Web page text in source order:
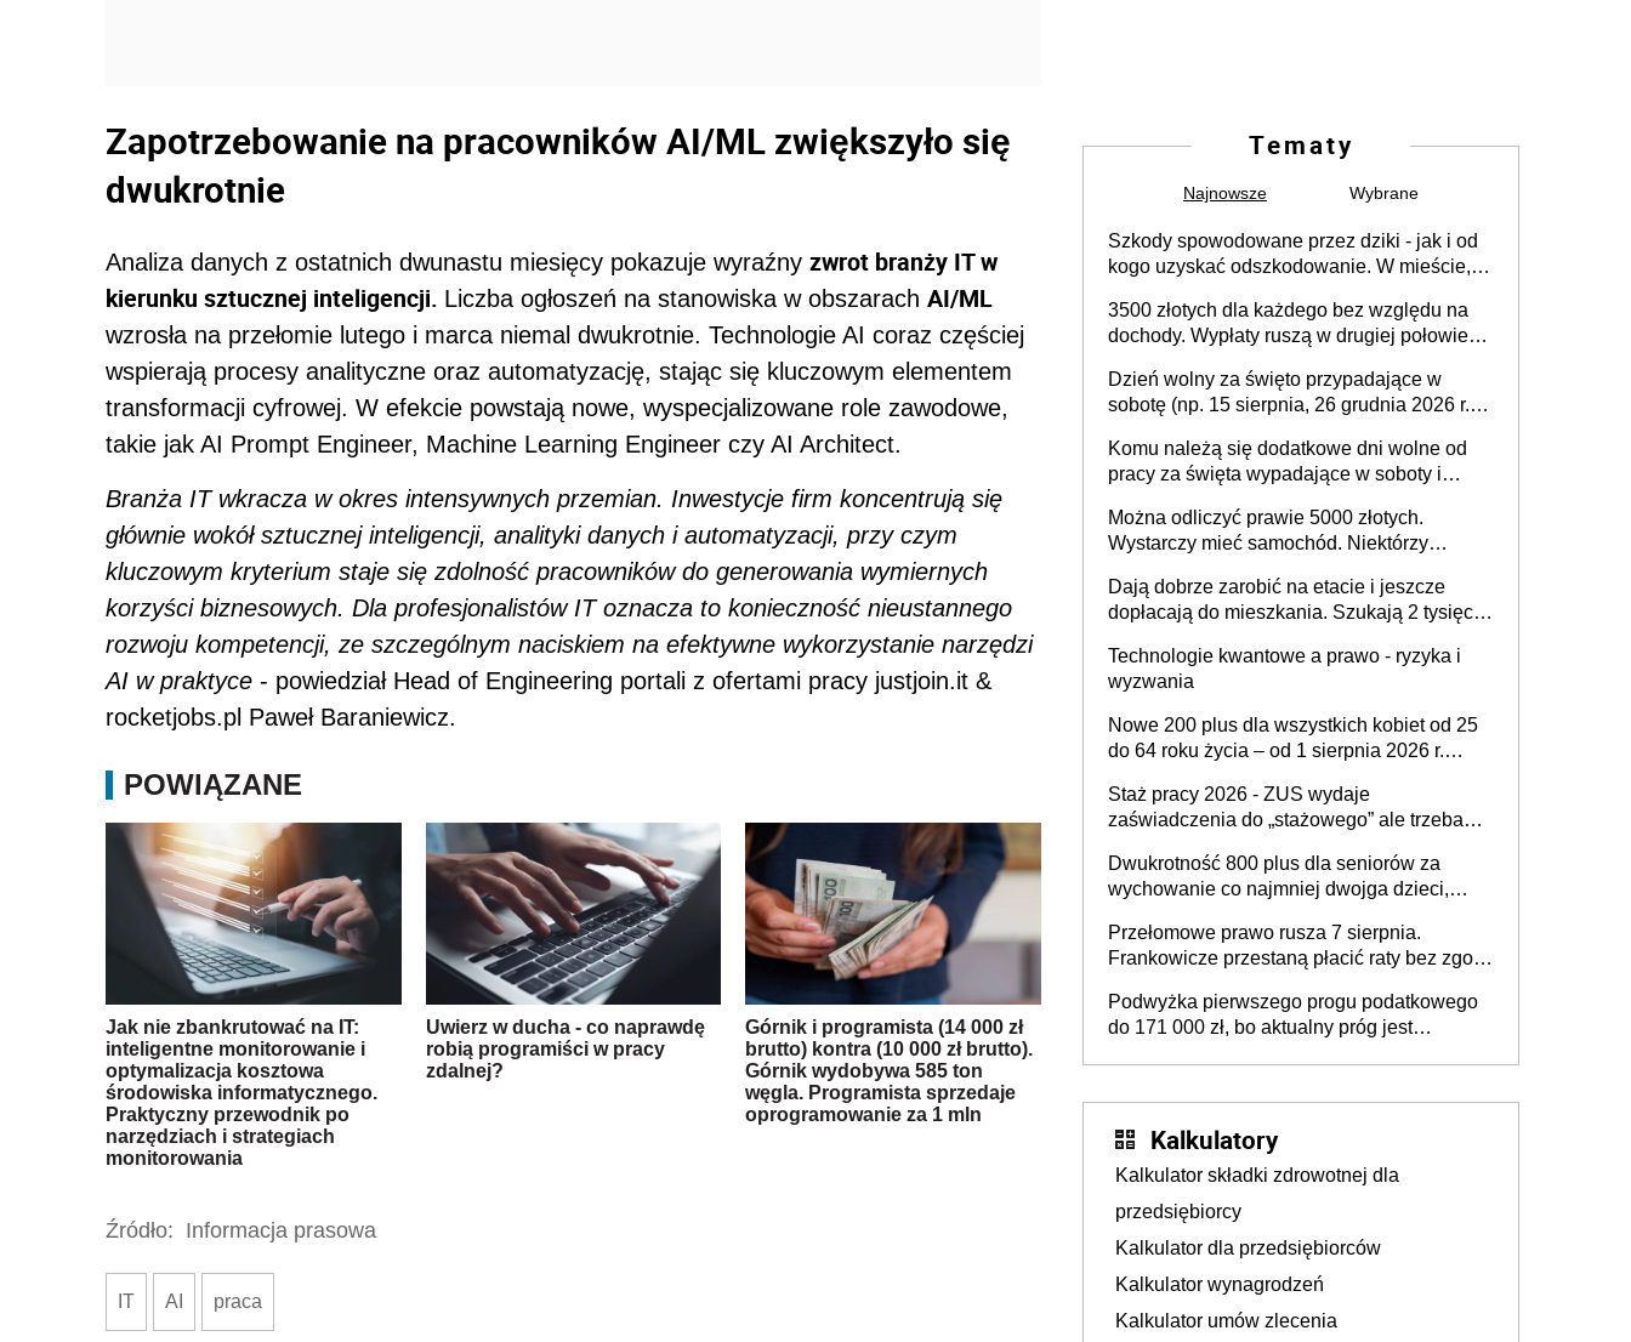
Zapotrzebowanie na pracowników AI/ML zwiększyło się
dwukrotnie
Analiza danych z ostatnich dwunastu miesięcy pokazuje wyraźny zwrot branży IT w
kierunku sztucznej inteligencji. Liczba ogłoszeń na stanowiska w obszarach AI/ML
wzrosła na przełomie lutego i marca niemal dwukrotnie. Technologie AI coraz częściej
wspierają procesy analityczne oraz automatyzację, stając się kluczowym elementem
transformacji cyfrowej. W efekcie powstają nowe, wyspecjalizowane role zawodowe,
takie jak AI Prompt Engineer, Machine Learning Engineer czy AI Architect.
Branża IT wkracza w okres intensywnych przemian. Inwestycje firm koncentrują się
głównie wokół sztucznej inteligencji, analityki danych i automatyzacji, przy czym
kluczowym kryterium staje się zdolność pracowników do generowania wymiernych
korzyści biznesowych. Dla profesjonalistów IT oznacza to konieczność nieustannego
rozwoju kompetencji, ze szczególnym naciskiem na efektywne wykorzystanie narzędzi
AI w praktyce - powiedział Head of Engineering portali z ofertami pracy justjoin.it &
rocketjobs.pl Paweł Baraniewicz.
POWIĄZANE
Jak nie zbankrutować na IT:
inteligentne monitorowanie i
optymalizacja kosztowa
środowiska informatycznego.
Praktyczny przewodnik po
narzędziach i strategiach
monitorowania
Uwierz w ducha - co naprawdę
robią programiści w pracy
zdalnej?
Górnik i programista (14 000 zł
brutto) kontra (10 000 zł brutto).
Górnik wydobywa 585 ton
węgla. Programista sprzedaje
oprogramowanie za 1 mln
Źródło: Informacja prasowa
IT AI praca
Tematy
Najnowsze Wybrane
Szkody spowodowane przez dziki - jak i od
kogo uzyskać odszkodowanie. W mieście,
3500 złotych dla każdego bez względu na
dochody. Wypłaty ruszą w drugiej połowie
Dzień wolny za święto przypadające w
sobotę (np. 15 sierpnia, 26 grudnia 2026 r.) –
pracodawcy (sektor prywatny i administracja
publiczna), najczęstsze pytania
Komu należą się dodatkowe dni wolne od
pracy za święta wypadające w soboty i
Można odliczyć prawie 5000 złotych.
Wystarczy mieć samochód. Niektórzy
skarbówką
Dają dobrze zarobić na etacie i jeszcze
dopłacają do mieszkania. Szukają 2 tysięcy
Technologie kwantowe a prawo - ryzyka i
wyzwania
Nowe 200 plus dla wszystkich kobiet od 25
do 64 roku życia – od 1 sierpnia 2026 r.
programu rządowego
Staż pracy 2026 - ZUS wydaje
zaświadczenia do „stażowego” ale trzeba
sprzed 1999 roku). Jak odebrać
zaświadczenie z ZUS?
Dwukrotność 800 plus dla seniorów za
wychowanie co najmniej dwojga dzieci,
państwa poprzez płacenie podatków?
Zapadła decyzja Sejmu
Przełomowe prawo rusza 7 sierpnia.
Frankowicze przestaną płacić raty bez zgody
Podwyżka pierwszego progu podatkowego
do 171 000 zł, bo aktualny próg jest
Kalkulatory
Kalkulator składki zdrowotnej dla
przedsiębiorcy
Kalkulator dla przedsiębiorców
Kalkulator wynagrodzeń
Kalkulator umów zlecenia